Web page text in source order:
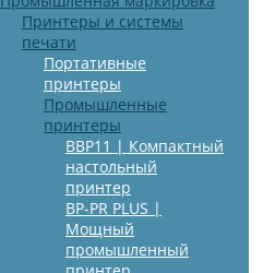
Принтеры и системы
печати
Портативные
принтеры
Промышленные
принтеры
BBP11 | Компактный
настольный
принтер
BP-PR PLUS |
Мощный
промышленный